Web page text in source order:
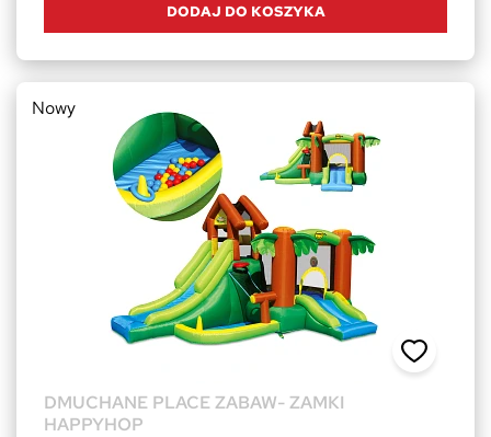
DODAJ DO KOSZYKA
DMUCHANE PLACE ZABAW- ZAMKI
HAPPYHOP
Nowy